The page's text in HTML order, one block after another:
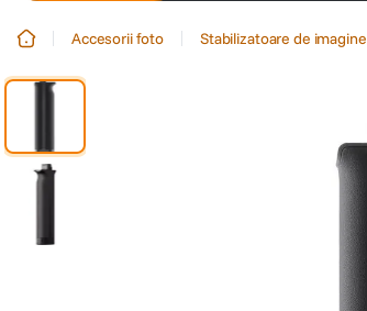
2. trepied
peak design
canon sx740 hs
Accesorii foto Stabilizatoare de imagine